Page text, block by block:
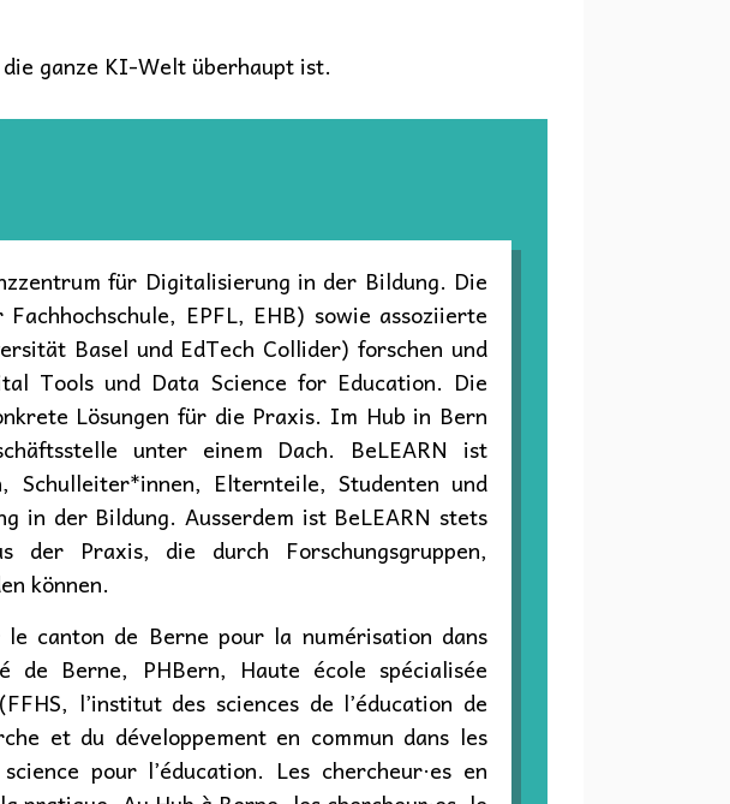
ganze KI-Welt überhaupt ist.
für Digitalisierung in der Bildung. Die
EPFL, EHB) sowie assoziierte
Basel und EdTech Collider) forschen und
Tools und Data Science for Education. Die
Lösungen für die Praxis. Im Hub in Bern
unter einem Dach. BeLEARN ist
Schulleiter*innen, Elternteile, Studenten und
in der Bildung. Ausserdem ist BeLEARN stets
der Praxis, die durch Forschungsgruppen,
können.
canton de Berne pour la numérisation dans
de Berne, PHBern, Haute école spécialisée
l’institut des sciences de l’éducation de
et du développement en commun dans les
pour l’éducation. Les chercheur·es en